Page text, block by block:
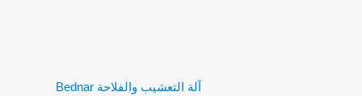
آلة التعشيب والفلاحة Bednar